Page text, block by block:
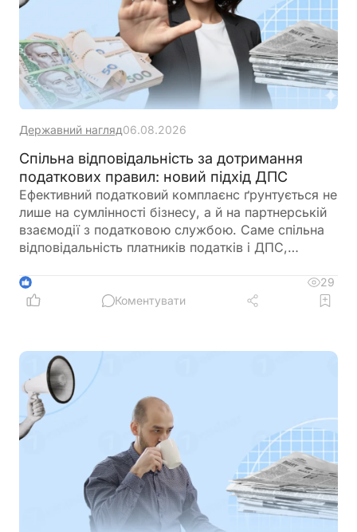
Державний нагляд06.08.2026
Спільна відповідальність за дотримання
податкових правил: новий підхід ДПС
Ефективний податковий комплаєнс ґрунтується не
лише на сумлінності бізнесу, а й на партнерській
взаємодії з податковою службою. Саме спільна
відповідальність платників податків і ДПС,
підтримка допомагають мінімізувати податкові
ризики та запобігати порушенням ще до їх
1
29
Коментувати